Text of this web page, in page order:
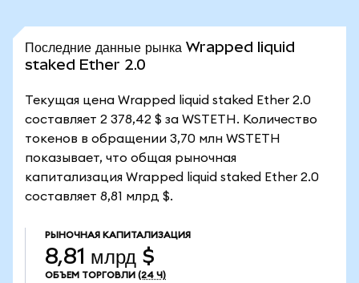
Последние данные рынка Wrapped liquid
staked Ether 2.0
Текущая цена Wrapped liquid staked Ether 2.0
составляет 2 378,42 $ за WSTETH. Количество
токенов в обращении 3,70 млн WSTETH
показывает, что общая рыночная
капитализация Wrapped liquid staked Ether 2.0
составляет 8,81 млрд $.
РЫНОЧНАЯ КАПИТАЛИЗАЦИЯ
8,81 млрд $
ОБЪЕМ ТОРГОВЛИ (24 Ч)